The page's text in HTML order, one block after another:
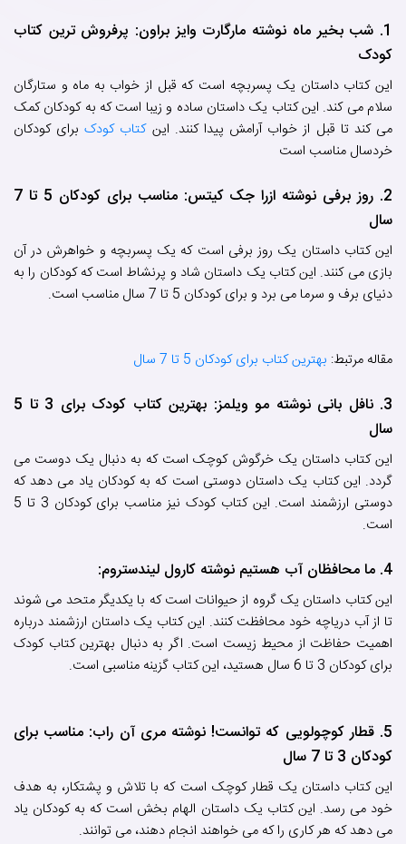
1. شب بخیر ماه نوشته مارگارت وایز براون: پرفروش ترین کتاب
کودک
این کتاب داستان یک پسربچه است که قبل از خواب به ماه و ستارگان
سلام می کند. این کتاب یک داستان ساده و زیبا است که به کودکان کمک
می کند تا قبل از خواب آرامش پیدا کنند. اینکتاب کودکبرای کودکان
خردسال مناسب است
2. روز برفی نوشته ازرا جک کیتس: مناسب برای کودکان 5 تا 7
سال
این کتاب داستان یک روز برفی است که یک پسربچه و خواهرش در آن
بازی می کنند. این کتاب یک داستان شاد و پرنشاط است که کودکان را به
دنیای برف و سرما می برد و برای کودکان 5 تا 7 سال مناسب است.
مقاله مرتبط: بهترین کتاب برای کودکان 5 تا 7 سال
3. نافل بانی نوشته مو ویلمز: بهترین کتاب کودک برای 3 تا 5
سال
این کتاب داستان یک خرگوش کوچک است که به دنبال یک دوست می
گردد. این کتاب یک داستان دوستی است که به کودکان یاد می دهد که
دوستی ارزشمند است. این کتاب کودک نیز مناسب برای کودکان 3 تا 5
است.
4. ما محافظان آب هستیم نوشته کارول لیندستروم:
این کتاب داستان یک گروه از حیوانات است که با یکدیگر متحد می شوند
تا از آب دریاچه خود محافظت کنند. این کتاب یک داستان ارزشمند درباره
اهمیت حفاظت از محیط زیست است. اگر به دنبال بهترین کتاب کودک
برای کودکان 3 تا 6 سال هستید، این کتاب گزینه مناسبی است.
5. قطار کوچولویی که توانست! نوشته مری آن راب: مناسب برای
کودکان 3 تا 7 سال
این کتاب داستان یک قطار کوچک است که با تلاش و پشتکار، به هدف
خود می رسد. این کتاب یک داستان الهام بخش است که به کودکان یاد
می دهد که هر کاری را که می خواهند انجام دهند، می توانند.